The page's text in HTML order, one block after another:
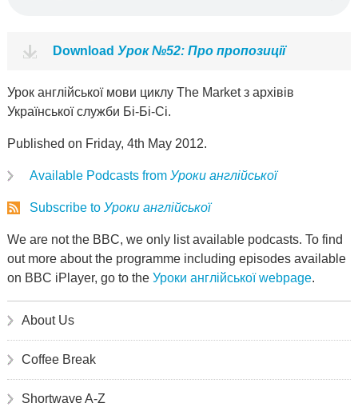
Download Урок №52: Про пропозиції
Урок англійської мови циклу The Market з архівів
Української служби Бі-Бі-Сі.
Published on Friday, 4th May 2012.
Available Podcasts from Уроки англійської
Subscribe to Уроки англійської
We are not the BBC, we only list available podcasts. To find
out more about the programme including episodes available
on BBC iPlayer, go to the Уроки англійської webpage.
About Us
Coffee Break
Shortwave A-Z